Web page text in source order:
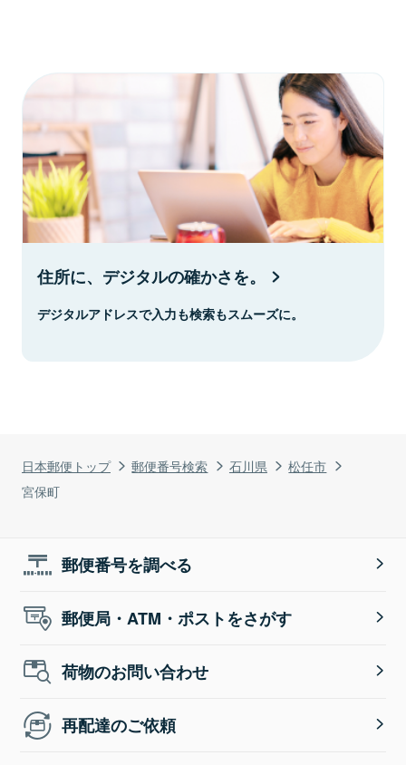
日本郵便トップ 郵便番号検索 石川県
松任市
宮保町
住所に、デジタルの確かさを。
デジタルアドレスで入力も検索もスムーズに。
郵便番号を調べる
郵便局・ATM・ポストをさがす
荷物のお問い合わせ
再配達のご依頼